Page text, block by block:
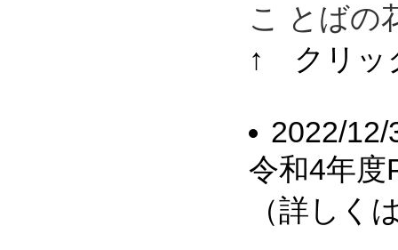
こ とばの
↑ クリッ
2022/12/
令和4年度
（詳しく